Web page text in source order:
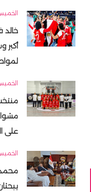
الخميس, 06 أغسطس 2026
خالد
أكبر
الخميس, 06 أغسطس 2026
على
الخميس, 06 أغسطس 2026